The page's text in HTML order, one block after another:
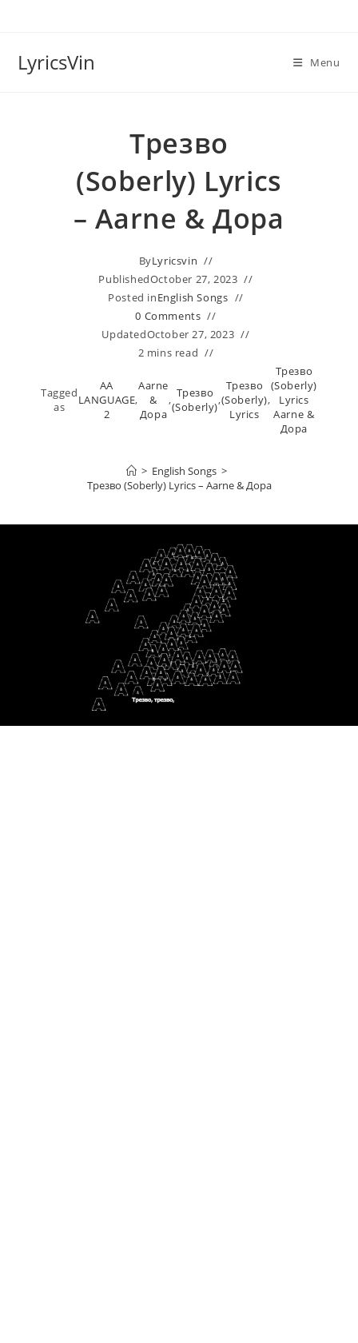
LyricsVin Menu
Трезво
(Soberly) Lyrics
– Aarne & Дора
ByLyricsvin
PublishedOctober 27, 2023
Posted inEnglish Songs
0 Comments
UpdatedOctober 27, 2023
2 mins read
Tagged
as
AA
LANGUAGE
2
,
Aarne
&
Дора
, Трезво
(Soberly),
Трезво
(Soberly)
Lyrics
,
Трезво
(Soberly)
Lyrics
Aarne &
Дора
> English Songs >
Трезво (Soberly) Lyrics – Aarne & Дора